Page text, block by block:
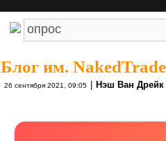
Блог им.
26 сентября 2021, 09:05 Нэш Ван Дрейк